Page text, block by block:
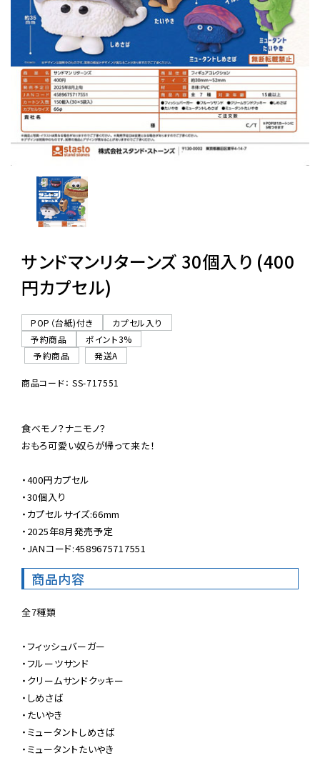
販促用カプセルトイ
よくあるご質問
ご利用ガイド
06-6282-7659
サンドマンリターンズ 30個入り (400
円カプセル)
POP（台紙)付き
カプセル入り
予約商品
ポイント3%
予約商品
発送A
商品コード： SS-717551
食べモノ？ナニモノ？
おもろ可愛い奴らが帰って来た！
・400円カプセル
・30個入り
・カプセルサイズ:66mm
・2025年8月発売予定
・JANコード:4589675717551
商品内容
全7種類
・フィッシュバーガー
・フルーツサンド
・クリームサンドクッキー
・しめさば
・たいやき
・ミュータントしめさば
・ミュータントたいやき